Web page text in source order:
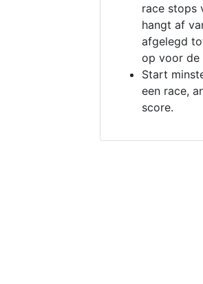
race stops
hangt af
afgelegd
op voor de
Start
een race,
score.